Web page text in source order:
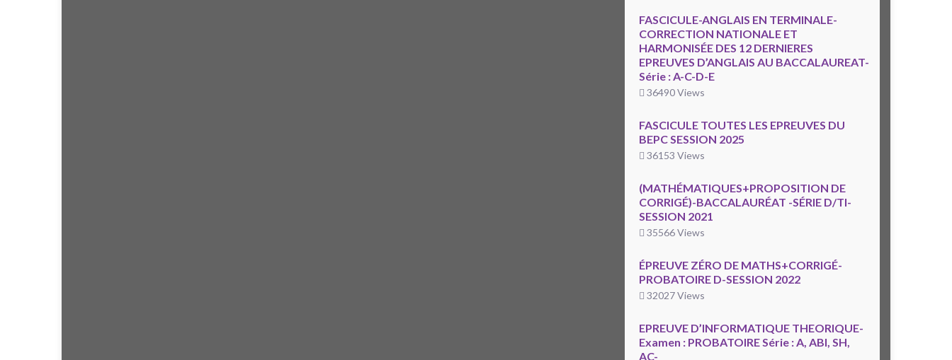
FASCICULE-ANGLAIS EN TERMINALE-
CORRECTION NATIONALE ET
HARMONISÉE DES 12 DERNIERES
EPREUVES D’ANGLAIS AU BACCALAUREAT-
Série : A-C-D-E
36490 Views
FASCICULE TOUTES LES EPREUVES DU
BEPC SESSION 2025
36153 Views
(MATHÉMATIQUES+PROPOSITION DE
CORRIGÉ)-BACCALAURÉAT -SÉRIE D/TI-
SESSION 2021
35566 Views
ÉPREUVE ZÉRO DE MATHS+CORRIGÉ-
PROBATOIRE D-SESSION 2022
32027 Views
EPREUVE D’INFORMATIQUE THEORIQUE-
Examen : PROBATOIRE Série : A, ABI, SH,
AC-